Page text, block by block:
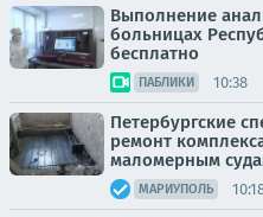
Выполнение
больницах
бесплатно
ПАБЛИКИ 10:38
Петербургские
ремонт
маломерным
МАРИУПОЛЬ